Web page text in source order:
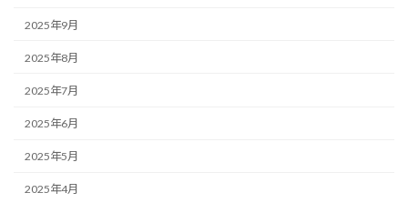
2025年9月
2025年8月
2025年7月
2025年6月
2025年5月
2025年4月